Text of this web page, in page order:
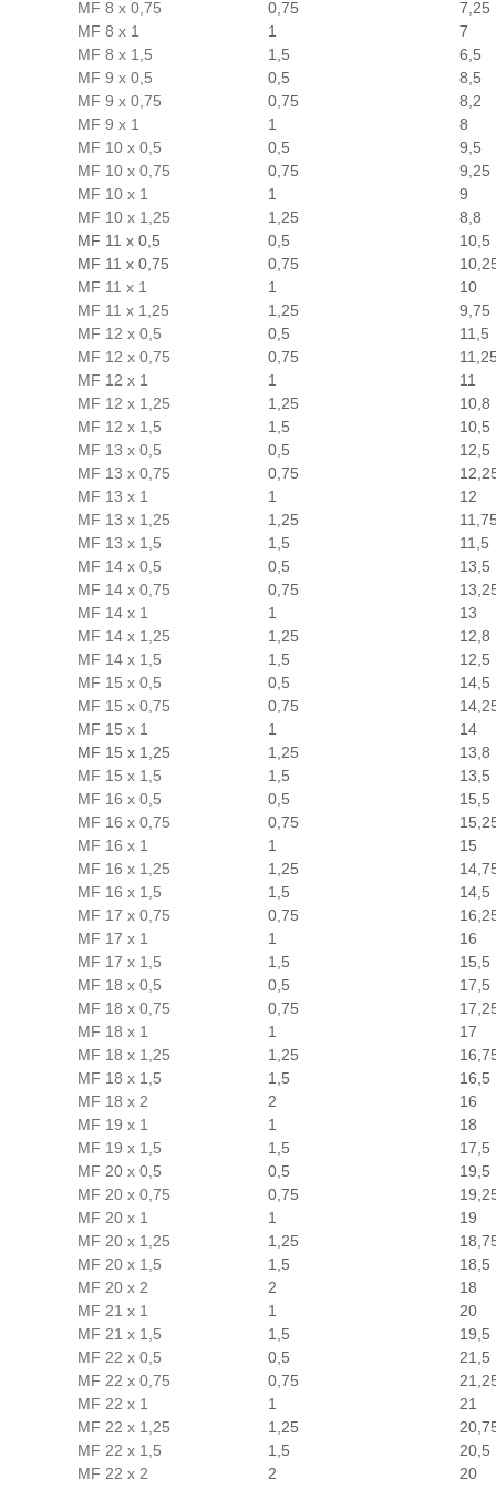
MF 8 x 0,75
0,75
7,25
MF 8 x 1
1
7
MF 8 x 1,5
1,5
6,5
MF 9 x 0,5
0,5
8,5
MF 9 x 0,75
0,75
8,2
MF 9 x 1
1
8
MF 10 x 0,5
0,5
9,5
MF 10 x 0,75
0,75
9,25
MF 10 x 1
1
9
MF 10 x 1,25
1,25
8,8
MF 11 x 0,5
0,5
10,5
MF 11 x 0,75
0,75
MF 11 x 1
1
10
MF 11 x 1,25
1,25
9,75
MF 12 x 0,5
0,5
11,5
MF 12 x 0,75
0,75
11,25
MF 12 x 1
1
11
MF 12 x 1,25
1,25
10,8
MF 12 x 1,5
1,5
10,5
MF 13 x 0,5
0,5
12,5
MF 13 x 0,75
0,75
MF 13 x 1
1
12
MF 13 x 1,25
1,25
11,75
MF 13 x 1,5
1,5
11,5
MF 14 x 0,5
0,5
13,5
MF 14 x 0,75
0,75
MF 14 x 1
1
13
MF 14 x 1,25
1,25
12,8
MF 14 x 1,5
1,5
12,5
MF 15 x 0,5
0,5
14,5
MF 15 x 0,75
0,75
MF 15 x 1
1
14
MF 15 x 1,25
1,25
13,8
MF 15 x 1,5
1,5
13,5
MF 16 x 0,5
0,5
15,5
MF 16 x 0,75
0,75
MF 16 x 1
1
15
MF 16 x 1,25
1,25
MF 16 x 1,5
1,5
14,5
MF 17 x 0,75
0,75
MF 17 x 1
1
16
MF 17 x 1,5
1,5
15,5
MF 18 x 0,5
0,5
17,5
MF 18 x 0,75
0,75
MF 18 x 1
1
17
MF 18 x 1,25
1,25
MF 18 x 1,5
1,5
16,5
MF 18 x 2
2
16
MF 19 x 1
1
18
MF 19 x 1,5
1,5
17,5
MF 20 x 0,5
0,5
19,5
MF 20 x 0,75
0,75
MF 20 x 1
1
19
MF 20 x 1,25
1,25
MF 20 x 1,5
1,5
18,5
MF 20 x 2
2
18
MF 21 x 1
1
20
MF 21 x 1,5
1,5
19,5
MF 22 x 0,5
0,5
21,5
MF 22 x 0,75
0,75
MF 22 x 1
1
21
MF 22 x 1,25
1,25
MF 22 x 1,5
1,5
20,5
MF 22 x 2
2
20